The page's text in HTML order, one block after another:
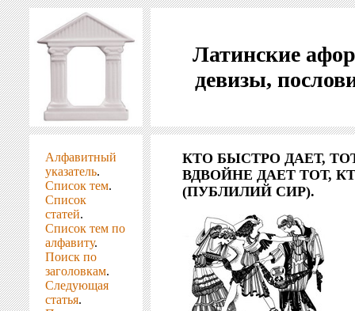
Латинские
девизы,
Алфавитный
указатель.
Список тем.
Список
статей.
Список тем по
алфавиту.
Поиск по
заголовкам.
Следующая
статья.
КТО БЫСТРО ДАЕТ,
ВДВОЙНЕ ДАЕТ ТОТ,
(ПУБЛИЛИЙ СИР).